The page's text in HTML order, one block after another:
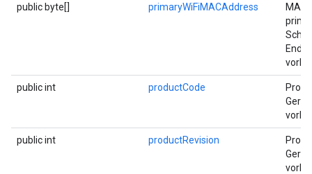
public byte[] primaryWiFiMACAddress
public int productCode
public int productRevision